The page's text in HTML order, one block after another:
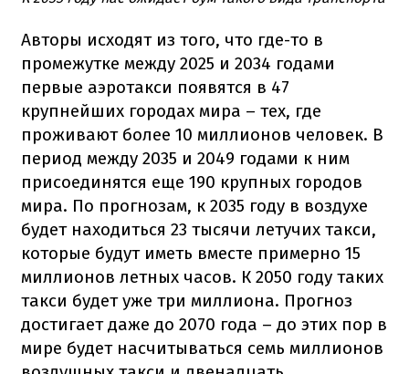
Авторы исходят из того, что где-то в
промежутке между 2025 и 2034 годами
первые аэротакси появятся в 47
крупнейших городах мира – тех, где
проживают более 10 миллионов человек. В
период между 2035 и 2049 годами к ним
присоединятся еще 190 крупных городов
мира. По прогнозам, к 2035 году в воздухе
будет находиться 23 тысячи летучих такси,
которые будут иметь вместе примерно 15
миллионов летных часов. К 2050 году таких
такси будет уже три миллиона. Прогноз
достигает даже до 2070 года – до этих пор в
мире будет насчитываться семь миллионов